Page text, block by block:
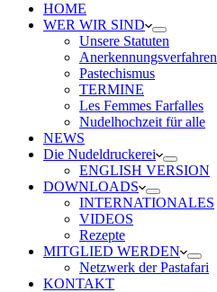
HOME
WER WIR SIND
Unsere Statuten
Anerkennungsverfahren
Pastechismus
TERMINE
Les Femmes Farfalles
Nudelhochzeit für alle
NEWS
Die Nudeldruckerei
ENGLISH VERSION
DOWNLOADS
INTERNATIONALES
VIDEOS
Rezepte
MITGLIED WERDEN
Netzwerk der Pastafari
KONTAKT